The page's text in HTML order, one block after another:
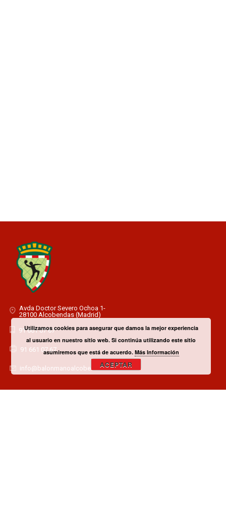
Avda Doctor Severo Ochoa 1-
28100 Alcobendas (Madrid)
91 661 07 67
91 661 07 67
info@balonmanoalcobendas.es
Utilizamos cookies para asegurar que damos la mejor experiencia
al usuario en nuestro sitio web. Si continúa utilizando este sitio
asumiremos que está de acuerdo. Más Información
ACEPTAR